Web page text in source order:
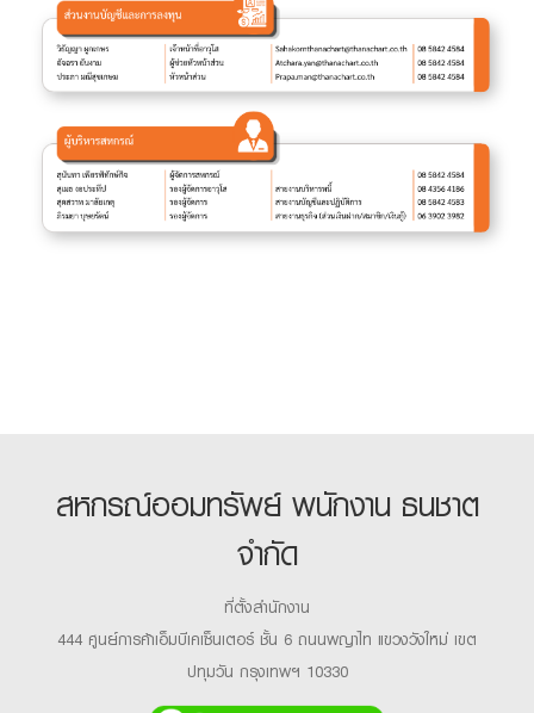
สหกรณ์ออมทรัพย์ พนักงาน ธนชาต
จำกัด
ที่ตั้งสำนักงาน
444 ศูนย์การค้าเอ็มบีเคเซ็นเตอร์ ชั้น 6 ถนนพญาไท แขวงวังใหม่ เขต
ปทุมวัน กรุงเทพฯ 10330